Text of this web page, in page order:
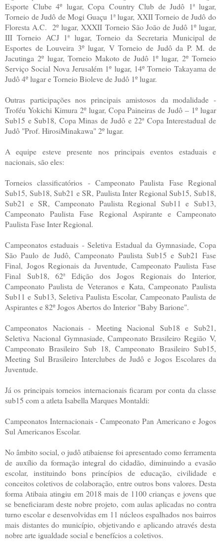
Esporte Clube 4º lugar, Copa Country Club de Judô 1ª lugar,
Torneio de Judô de Mogi Guaçu 1ª lugar, XXII Torneio de Judô do
Floresta A.C. 2º lugar, XXXII Torneio São João de Judô 1º lugar,
III Torneio ACJ 1ª lugar, Torneio da Secretaria Municipal de
Esportes de Louveira 3º lugar, V Torneio de Judô da P. M. de
Jacutinga 2º lugar, Torneio Makoto de Judô 1º lugar, 2º Torneio
Serviço Social Nova Jerusalém 1º lugar, 14º Torneio Takayama de
Judô 4º lugar e Torneio Bioleve de Judô 1º lugar.
Outras participações nos principais amistosos da modalidade -
Troféu Yokichi Kimura 2º lugar, Copa Paineiras de Judô – 1º lugar
Sub15 e Sub18, Copa Minas de Judô e 22ª Copa Interestadual de
Judô "Prof. HirosiMinakawa" 2º lugar.
A equipe esteve presente nos principais eventos estaduais e
nacionais, são eles:
Torneios classificatórios - Campeonato Paulista Fase Regional
Sub15, Sub18, Sub21 e SR, Paulista Inter Regional Sub15, Sub18,
Sub21 e SR, Campeonato Paulista Regional Sub11 e Sub13,
Campeonato Paulista Fase Regional Aspirante e Campeonato
Paulista Fase Inter Regional.
Campeonatos estaduais - Seletiva Estadual da Gymnasiade, Copa
São Paulo de Judô, Campeonato Paulista Sub15 e Sub21 Fase
Final, Jogos Regionais da Juventude, Campeonato Paulista Fase
Final Sub18, 62ª Edição dos Jogos Regionais do Interior,
Campeonato Paulista de Veteranos e Kata, Campeonato Paulista
Sub11 e Sub13, Seletiva Paulista Escolar, Campeonato Paulista de
Aspirantes e 82º Jogos Abertos do Interior "Baby Barione".
Campeonatos Nacionais - Meeting Nacional Sub18 e Sub21,
Seletiva Nacional Gymnasiade, Campeonato Brasileiro Região V,
Campeonato Brasileiro Sub 18, Campeonato Brasileiro Sub15,
Meeting Sul Brasileiro Interclubes de Judô e Jogos Escolares da
Juventude.
Já os principais torneios internacionais ficaram por conta da classe
sub15 com a atleta Isabella Marques Montaldi:
Campeonatos Internacionais - Campeonato Pan Americano e Jogos
Sul Americanos Escolar.
No âmbito social, o judô atibaiense foi apresentado como ferramenta
de auxílio da formação integral do cidadão, diminuindo a evasão
escolar, instituindo bons princípios de educação, civilidade e
conceitos coletivos de colaboração, entre outros bons valores. Desta
forma Atibaia atingiu em 2018 mais de 1100 crianças e jovens que
se beneficiaram deste nobre projeto, com aulas aplicadas no contra
turno escolar e desenvolvidas em 11 núcleos espalhados nos bairros
mais distantes do município, objetivando e aplicando através desta
nobre arte igualdade social e benefícios a coletivos.